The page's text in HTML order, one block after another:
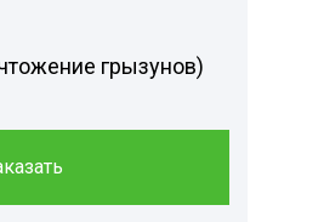
грызунов)